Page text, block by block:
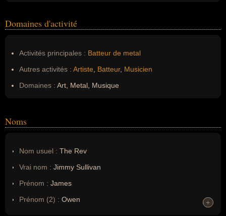
Domaines d'activité
Activités principales : Batteur de metal
Autres activités : Artiste Batteur, Musicien
Domaines : Art, Metal, Musique
Noms
Nom usuel : The Rev
Vrai nom : Jimmy Sullivan
Prénom : James
Prénom (2) : Owen
+
+